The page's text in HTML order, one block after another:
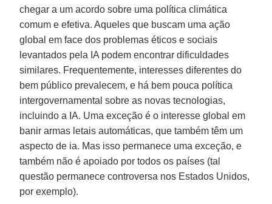
chegar a um acordo sobre uma política climática
comum e efetiva. Aqueles que buscam uma ação
global em face dos problemas éticos e sociais
levantados pela IA podem encontrar dificuldades
similares. Frequentemente, interesses diferentes do
bem público prevalecem, e há bem pouca política
intergovernamental sobre as novas tecnologias,
incluindo a IA. Uma exceção é o interesse global em
banir armas letais automáticas, que também têm um
aspecto de ia. Mas isso permanece uma exceção, e
também não é apoiado por todos os países (tal
questão permanece controversa nos Estados Unidos,
por exemplo).